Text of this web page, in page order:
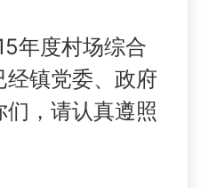
年度村场综合
经镇党委、政府
们，请认真遵照